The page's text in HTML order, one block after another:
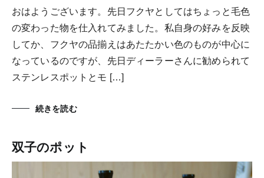
おはようございます。先日フクヤとしてはちょっと毛色
の変わった物を仕入れてみました。私自身の好みを反映
してか、フクヤの品揃えはあたたかい色のものが中心に
なっているのですが、先日ディーラーさんに勧められて
ステンレスポットとモ […]
続きを読む
双子のポット